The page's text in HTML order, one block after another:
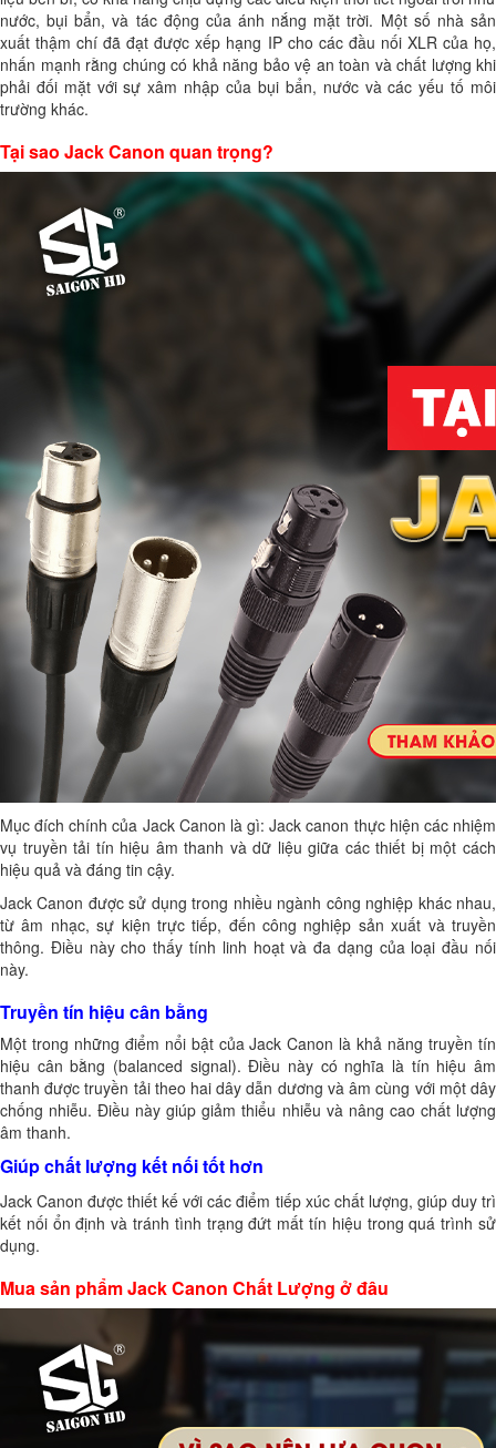
nước, bụi bẩn, và tác động của ánh nắng mặt trời. Một số nhà sản
xuất thậm chí đã đạt được xếp hạng IP cho các đầu nối XLR của họ,
nhấn mạnh rằng chúng có khả năng bảo vệ an toàn và chất lượng khi
phải đối mặt với sự xâm nhập của bụi bẩn, nước và các yếu tố môi
trường khác.
Tại sao Jack Canon quan trọng?
Mục đích chính của Jack Canon là gì: Jack canon thực hiện các nhiệm
vụ truyền tải tín hiệu âm thanh và dữ liệu giữa các thiết bị một cách
hiệu quả và đáng tin cậy.
Jack Canon được sử dụng trong nhiều ngành công nghiệp khác nhau,
từ âm nhạc, sự kiện trực tiếp, đến công nghiệp sản xuất và truyền
thông. Điều này cho thấy tính linh hoạt và đa dạng của loại đầu nối
này.
Truyền tín hiệu cân bằng
Một trong những điểm nổi bật của Jack Canon là khả năng truyền tín
hiệu cân bằng (balanced signal). Điều này có nghĩa là tín hiệu âm
thanh được truyền tải theo hai dây dẫn dương và âm cùng với một dây
chống nhiễu. Điều này giúp giảm thiểu nhiễu và nâng cao chất lượng
âm thanh.
Giúp chất lượng kết nối tốt hơn
Jack Canon được thiết kế với các điểm tiếp xúc chất lượng, giúp duy trì
kết nối ổn định và tránh tình trạng đứt mất tín hiệu trong quá trình sử
dụng.
Mua sản phẩm Jack Canon Chất Lượng ở đâu